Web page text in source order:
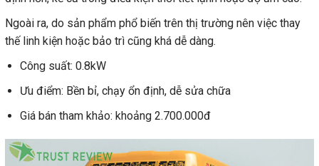
Ngoài ra, do sản phẩm phổ biến trên thị trường nên việc thay
thế linh kiện hoặc bảo trì cũng khá dễ dàng.
Công suất: 0.8kW
Ưu điểm: Bền bỉ, chạy ổn định, dễ sửa chữa
Giá bán tham khảo: khoảng 2.700.000đ